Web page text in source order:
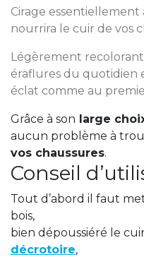
Cirage essentiellement
nourrira le cuir de vos
Légèrement
éraflures du quotidien
éclat comme au
Grâce à son large
aucun problème à
vos chaussures.
Conseil
Tout d’abord il faut
bois,
bien dépoussiéré le
décrotoire,